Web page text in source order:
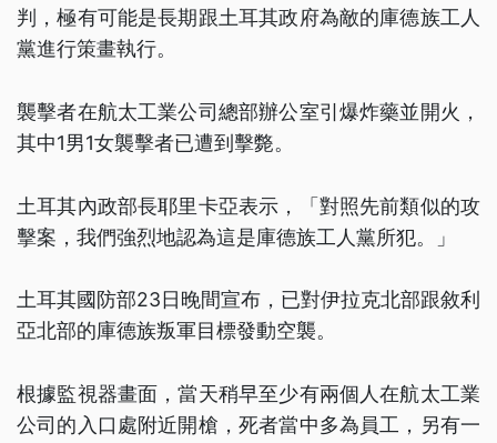
判，極有可能是長期跟土耳其政府為敵的庫德族工人
黨進行策畫執行。
襲擊者在航太工業公司總部辦公室引爆炸藥並開火，
其中1男1女襲擊者已遭到擊斃。
土耳其內政部長耶里卡亞表示，「對照先前類似的攻
擊案，我們強烈地認為這是庫德族工人黨所犯。」
土耳其國防部23日晚間宣布，已對伊拉克北部跟敘利
亞北部的庫德族叛軍目標發動空襲。
根據監視器畫面，當天稍早至少有兩個人在航太工業
公司的入口處附近開槍，死者當中多為員工，另有一